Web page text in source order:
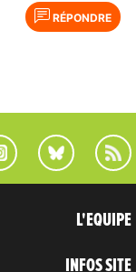
RÉPONDRE
L'EQUIPE
INFOS SITE